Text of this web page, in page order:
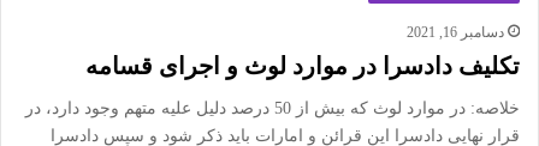
دسامبر 16, 2021
تکلیف دادسرا در موارد لوث و اجرای قسامه
خلاصه: در موارد لوث که بیش از 50 درصد دلیل علیه متهم وجود دارد، در
قرار نهایی دادسرا این قرائن و امارات باید ذکر شود و سپس دادسرا